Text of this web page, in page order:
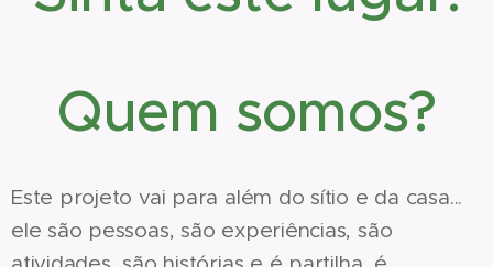
Quem somos?
Este projeto vai para além do sítio e da casa...
ele são pessoas, são experiências, são